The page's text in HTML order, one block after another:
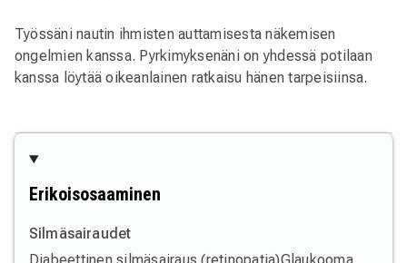
Työssäni nautin ihmisten auttamisesta näkemisen
ongelmien kanssa. Pyrkimyksenäni on yhdessä potilaan
kanssa löytää oikeanlainen ratkaisu hänen tarpeisiinsa.
Erikoisosaaminen
Silmäsairaudet